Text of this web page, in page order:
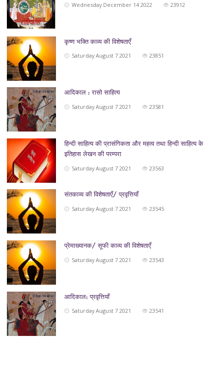
Wednesday December 14 2022
23912
कृष्ण भक्ति काव्य की विशेषताएँ
Saturday August 7 2021
23851
आदिकाल : रासो साहित्य
Saturday August 7 2021
23581
हिन्दी साहित्य की प्रासंगिकता और महत्व तथा हिन्दी साहित्य के
इतिहास लेखन की परम्परा
Saturday August 7 2021
23563
संतकाव्य की विशेषताएँ/ प्रवृत्तियाँ
Saturday August 7 2021
23545
प्रेमाख्यानक/ सूफी काव्य की विशेषताएँ
Saturday August 7 2021
23543
आदिकाल: प्रवृत्तियाँ
Saturday August 7 2021
23541